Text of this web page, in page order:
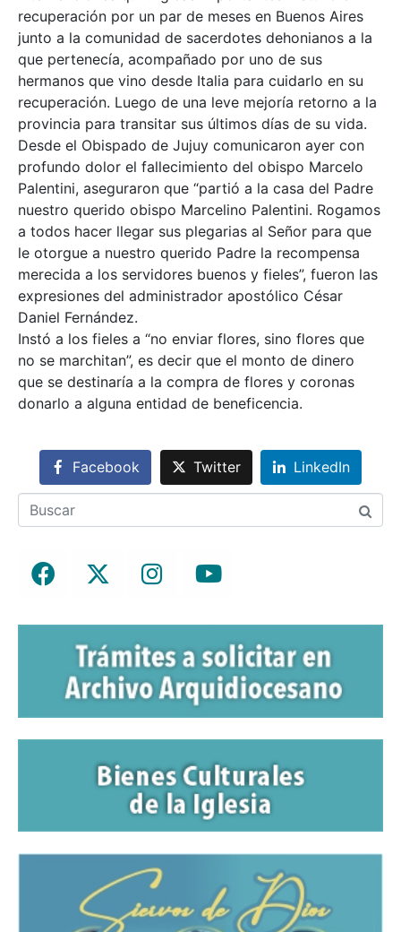
recuperación por un par de meses en Buenos Aires
junto a la comunidad de sacerdotes dehonianos a la
que pertenecía, acompañado por uno de sus
hermanos que vino desde Italia para cuidarlo en su
recuperación. Luego de una leve mejoría retorno a la
provincia para transitar sus últimos días de su vida.
Desde el Obispado de Jujuy comunicaron ayer con
profundo dolor el fallecimiento del obispo Marcelo
Palentini, aseguraron que “partió a la casa del Padre
nuestro querido obispo Marcelino Palentini. Rogamos
a todos hacer llegar sus plegarias al Señor para que
le otorgue a nuestro querido Padre la recompensa
merecida a los servidores buenos y fieles”, fueron las
expresiones del administrador apostólico César
Daniel Fernández.
Instó a los fieles a “no enviar flores, sino flores que
no se marchitan”, es decir que el monto de dinero
que se destinaría a la compra de flores y coronas
donarlo a alguna entidad de beneficencia.
Facebook Twitter LinkedIn